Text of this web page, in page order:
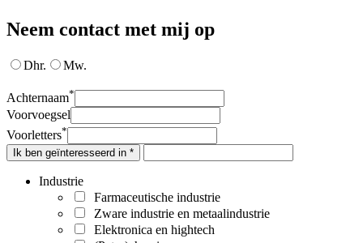
Neem contact met mij op
Dhr. Mw.
Achternaam*
Voorvoegsel
Voorletters*
Ik ben geïnteresseerd in *
Industrie
Farmaceutische industrie
Zware industrie en metaalindustrie
Elektronica en hightech